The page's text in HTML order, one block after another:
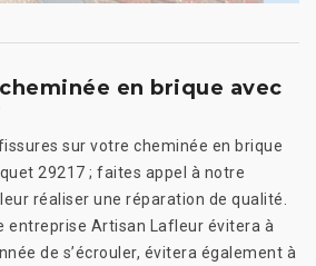
en brique avec
sur votre cheminée en brique
29217 ; faites appel à notre
réaliser une réparation de qualité.
entreprise Artisan Lafleur évitera à
de s’écrouler, évitera également à